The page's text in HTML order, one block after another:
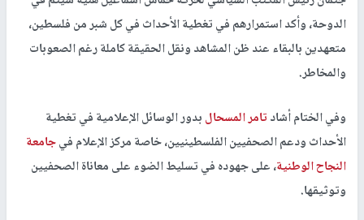
الدوحة، وأكد استمرارهم في تغطية الأحداث في كل شبر من فلسطين،
متعهدين بالبقاء عند ظن المشاهد ونقل الحقيقة كاملة رغم الصعوبات
والمخاطر.
وفي الختام أشادتامر المسحالبدور الوسائل الإعلامية في تغطية
الأحداث ودعم الصحفيين الفلسطينيين، خاصة مركز الإعلام فيجامعة
النجاح الوطنية، على جهوده في تسليط الضوء على معاناة الصحفيين
وتوثيقها.